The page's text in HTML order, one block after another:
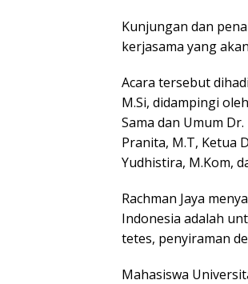
Kunjungan dan
kerjasama yang
Acara tersebut
M.Si, didampingi
Sama dan Umum
Pranita, M.T, ⁠Ketua
Yudhistira, M.Kom,
Rachman Jaya
Indonesia adalah
tetes, penyiraman
Mahasiswa